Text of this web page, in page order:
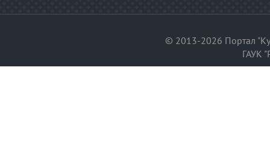
© 2013-2026 Портал
ГАУК